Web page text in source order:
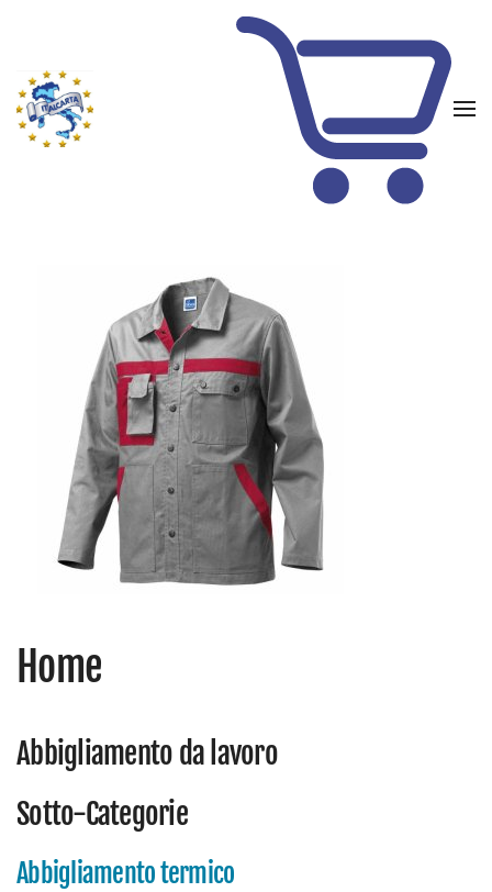
Home
Abbigliamento da lavoro
Sotto-Categorie
Abbigliamento termico